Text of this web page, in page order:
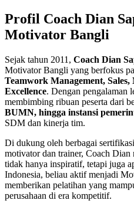
Profil Coach Dian
Motivator Bangli
Sejak tahun 2011, Coach Dian
Motivator Bangli yang berfokus
Teamwork Management,
Excellence. Dengan pengalaman
membimbing ribuan peserta dari
BUMN, hingga instansi
SDM dan kinerja tim.
Di dukung oleh berbagai
motivator dan trainer, Coach Dian
tidak hanya inspiratif, tetapi juga
Indonesia, beliau aktif menjadi
memberikan pelatihan yang
perusahaan di era kompetitif.